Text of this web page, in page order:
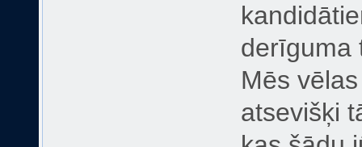
derīguma
Mēs
atsevišķi